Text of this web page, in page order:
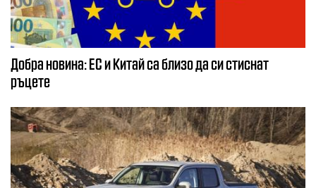
Добра новина: EС и Китай са близо да си стиснат
ръцете